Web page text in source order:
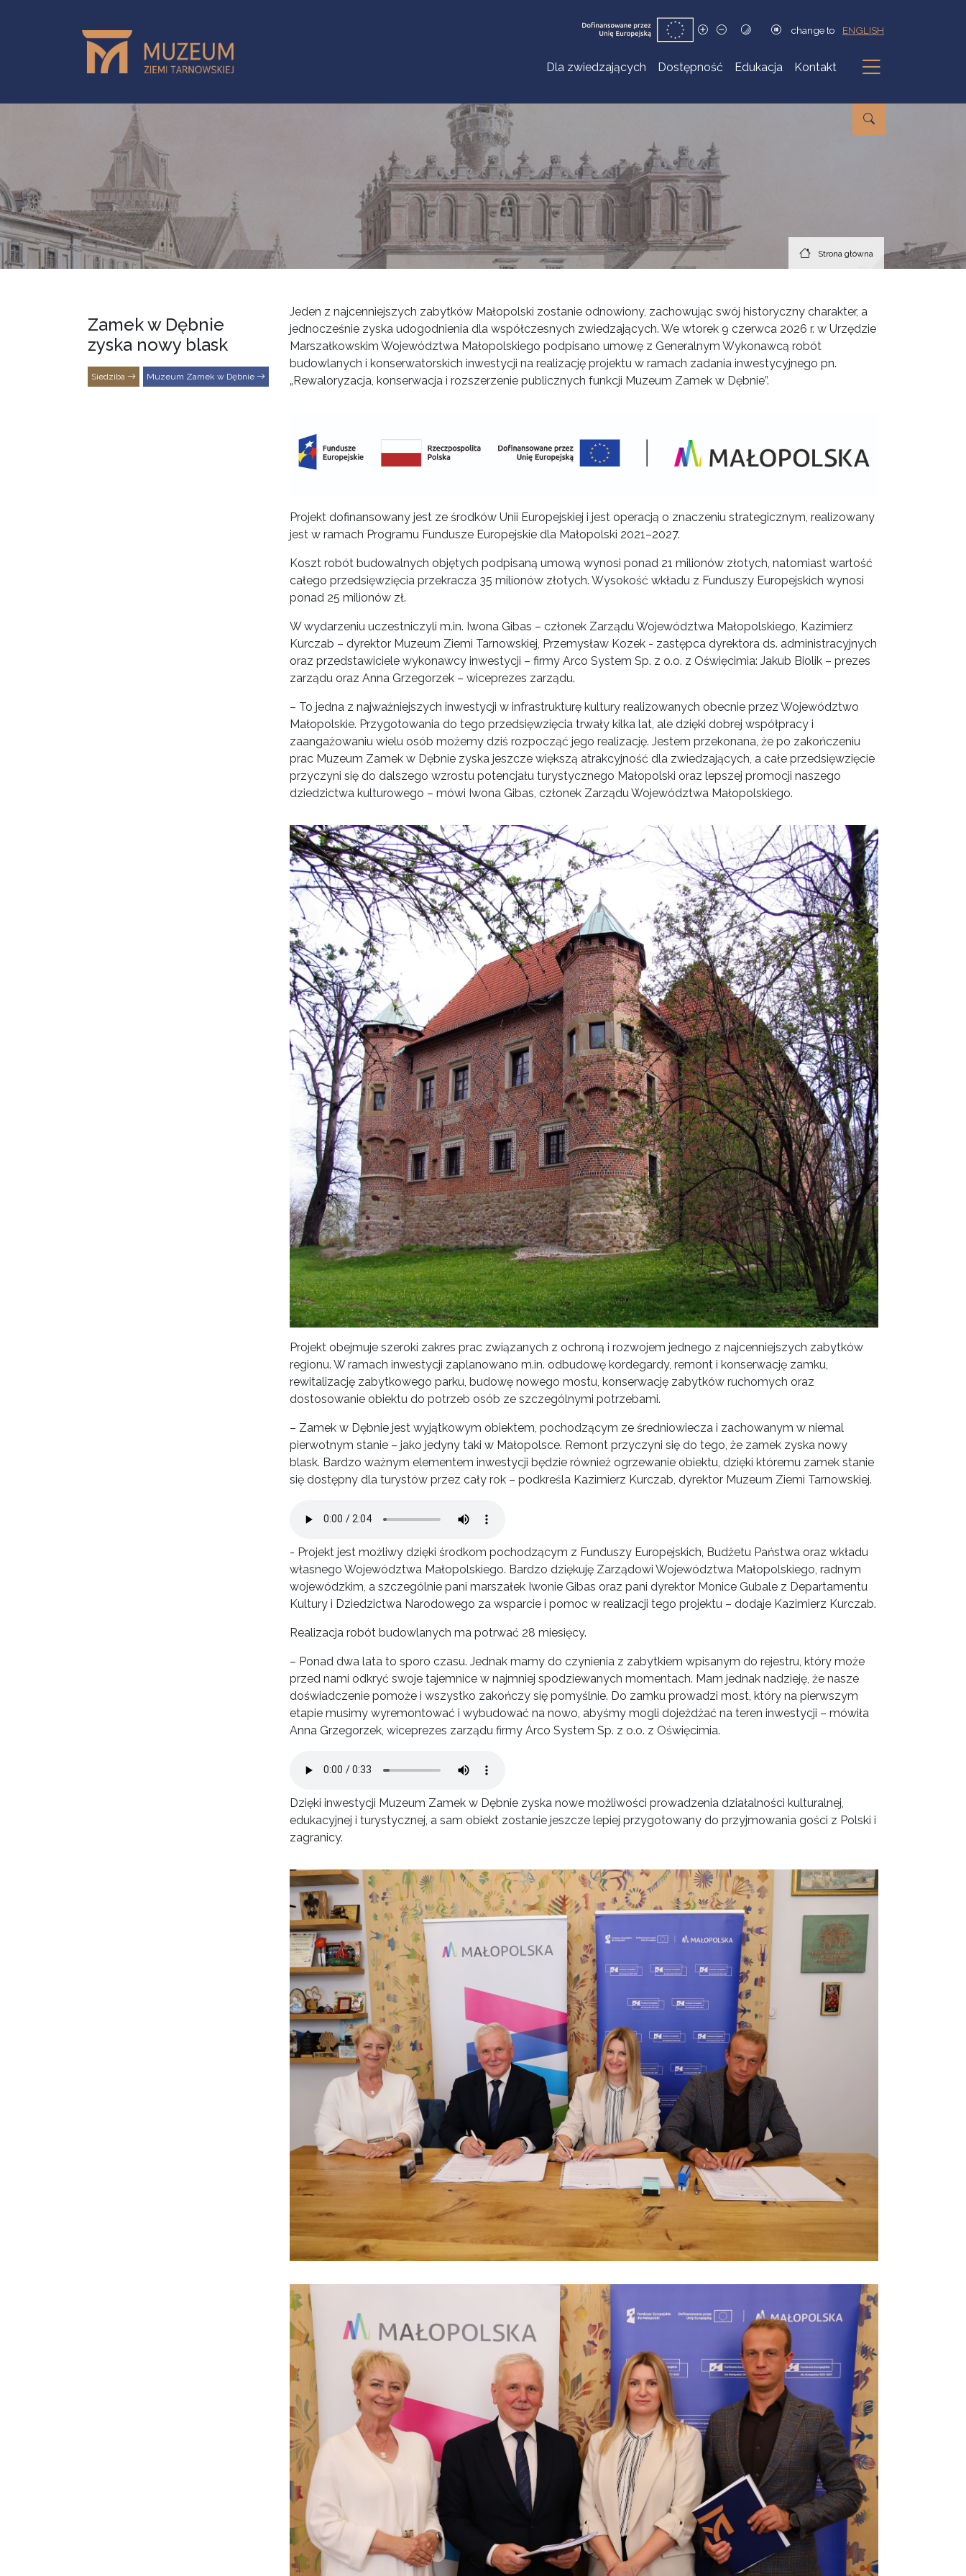
change to ENGLISH
Dla zwiedzających Dostępność Edukacja Kontakt
Podmenu
Strona główna
Zamek w Dębnie
zyska nowy blask
Siedziba Muzeum Zamek w Dębnie
Jeden z najcenniejszych zabytków Małopolski zostanie odnowiony, zachowując swój historyczny charakter, a
jednocześnie zyska udogodnienia dla współczesnych zwiedzających. We wtorek 9 czerwca 2026 r. w Urzędzie
Marszałkowskim Województwa Małopolskiego podpisano umowę z Generalnym Wykonawcą robót
budowlanych i konserwatorskich inwestycji na realizację projektu w ramach zadania inwestycyjnego pn.
„Rewaloryzacja, konserwacja i rozszerzenie publicznych funkcji Muzeum Zamek w Dębnie”.
Projekt dofinansowany jest ze środków Unii Europejskiej i jest operacją o znaczeniu strategicznym, realizowany
jest w ramach Programu Fundusze Europejskie dla Małopolski 2021–2027.
Koszt robót budowalnych objętych podpisaną umową wynosi ponad 21 milionów złotych, natomiast wartość
całego przedsięwzięcia przekracza 35 milionów złotych. Wysokość wkładu z Funduszy Europejskich wynosi
ponad 25 milionów zł.
W wydarzeniu uczestniczyli m.in. Iwona Gibas – członek Zarządu Województwa Małopolskiego, Kazimierz
Kurczab – dyrektor Muzeum Ziemi Tarnowskiej, Przemysław Kozek - zastępca dyrektora ds. administracyjnych
oraz przedstawiciele wykonawcy inwestycji – firmy Arco System Sp. z o.o. z Oświęcimia: Jakub Biolik – prezes
zarządu oraz Anna Grzegorzek – wiceprezes zarządu.
– To jedna z najważniejszych inwestycji w infrastrukturę kultury realizowanych obecnie przez Województwo
Małopolskie. Przygotowania do tego przedsięwzięcia trwały kilka lat, ale dzięki dobrej współpracy i
zaangażowaniu wielu osób możemy dziś rozpocząć jego realizację. Jestem przekonana, że po zakończeniu
prac Muzeum Zamek w Dębnie zyska jeszcze większą atrakcyjność dla zwiedzających, a całe przedsięwzięcie
przyczyni się do dalszego wzrostu potencjału turystycznego Małopolski oraz lepszej promocji naszego
dziedzictwa kulturowego – mówi Iwona Gibas, członek Zarządu Województwa Małopolskiego.
Projekt obejmuje szeroki zakres prac związanych z ochroną i rozwojem jednego z najcenniejszych zabytków
regionu. W ramach inwestycji zaplanowano m.in. odbudowę kordegardy, remont i konserwację zamku,
rewitalizację zabytkowego parku, budowę nowego mostu, konserwację zabytków ruchomych oraz
dostosowanie obiektu do potrzeb osób ze szczególnymi potrzebami.
– Zamek w Dębnie jest wyjątkowym obiektem, pochodzącym ze średniowiecza i zachowanym w niemal
pierwotnym stanie – jako jedyny taki w Małopolsce. Remont przyczyni się do tego, że zamek zyska nowy
blask. Bardzo ważnym elementem inwestycji będzie również ogrzewanie obiektu, dzięki któremu zamek stanie
się dostępny dla turystów przez cały rok – podkreśla Kazimierz Kurczab, dyrektor Muzeum Ziemi Tarnowskiej.
- Projekt jest możliwy dzięki środkom pochodzącym z Funduszy Europejskich, Budżetu Państwa oraz wkładu
własnego Województwa Małopolskiego. Bardzo dziękuję Zarządowi Województwa Małopolskiego, radnym
wojewódzkim, a szczególnie pani marszałek Iwonie Gibas oraz pani dyrektor Monice Gubale z Departamentu
Kultury i Dziedzictwa Narodowego za wsparcie i pomoc w realizacji tego projektu – dodaje Kazimierz Kurczab.
Realizacja robót budowlanych ma potrwać 28 miesięcy.
– Ponad dwa lata to sporo czasu. Jednak mamy do czynienia z zabytkiem wpisanym do rejestru, który może
przed nami odkryć swoje tajemnice w najmniej spodziewanych momentach. Mam jednak nadzieję, że nasze
doświadczenie pomoże i wszystko zakończy się pomyślnie. Do zamku prowadzi most, który na pierwszym
etapie musimy wyremontować i wybudować na nowo, abyśmy mogli dojeżdżać na teren inwestycji – mówiła
Anna Grzegorzek, wiceprezes zarządu firmy Arco System Sp. z o.o. z Oświęcimia.
Dzięki inwestycji Muzeum Zamek w Dębnie zyska nowe możliwości prowadzenia działalności kulturalnej,
edukacyjnej i turystycznej, a sam obiekt zostanie jeszcze lepiej przygotowany do przyjmowania gości z Polski i
zagranicy.